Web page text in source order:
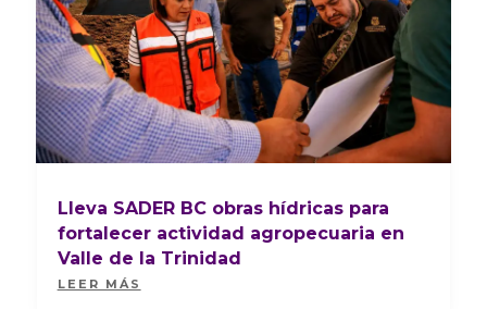
Lleva SADER BC obras hídricas para
fortalecer actividad agropecuaria en
Valle de la Trinidad
LEER MÁS